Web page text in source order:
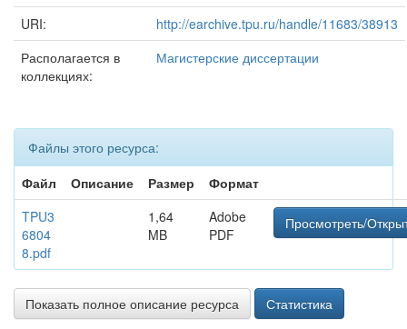
URI:
http://earchive.tpu.ru/handle/11683/38913
Располагается в
коллекциях:
Магистерские диссертации
Файлы этого ресурса:
Файл
Описание Размер
Формат
TPU3
6804
8.pdf
1,64
MB
Adobe
PDF
Просмотреть/
Показать полное описание ресурса Статистика